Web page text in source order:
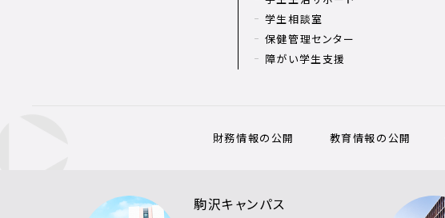
学生相談室
保健管理センター
障がい学生支援
財務情報の公開 教育情報の公開
駒沢キャンパス